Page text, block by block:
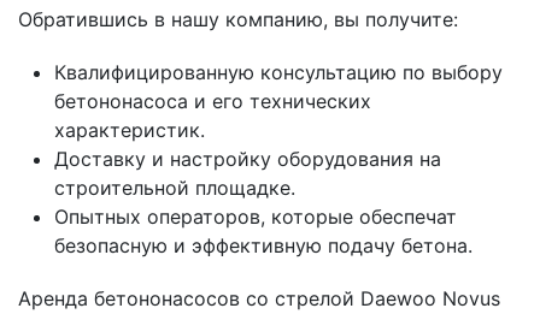
Обратившись в нашу компанию, вы получите:
Квалифицированную консультацию по выбору
бетононасоса и его технических
характеристик.
Доставку и настройку оборудования на
строительной площадке.
Опытных операторов, которые обеспечат
безопасную и эффективную подачу бетона.
Аренда бетононасосов со стрелой Daewoo Novus